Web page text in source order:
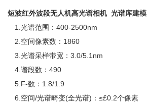
短波红外波段无人机高光谱相机 光谱库建模
1.光谱范围：400-2500nm
2.空间像素数：1860
3.光谱采样带宽：3.0/5.1nm
4.谱段数：490
5.F-数：1.8/1.9
6.空间/光谱畸变(全光谱)：≤£0.2个像素